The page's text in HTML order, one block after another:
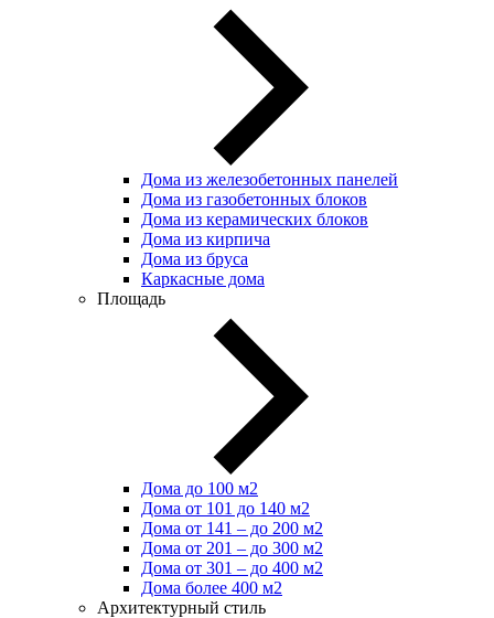
Дома из железобетонных панелей
Дома из газобетонных блоков
Дома из керамических блоков
Дома из кирпича
Дома из бруса
Каркасные дома
Площадь
Дома до 100 м2
Дома от 101 до 140 м2
Дома от 141 – до 200 м2
Дома от 201 – до 300 м2
Дома от 301 – до 400 м2
Дома более 400 м2
Архитектурный стиль